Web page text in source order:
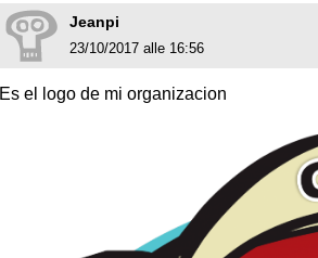
Jeanpi
23/10/2017 alle 16:56
Es el logo de mi organizacion